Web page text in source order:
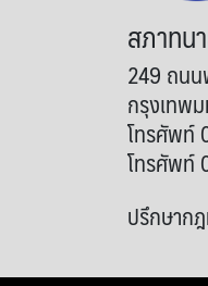
สภาทน
249 ถนน
กรุงเทพ
โทรศัพท์
โทรศัพท์
ปรึกษาก